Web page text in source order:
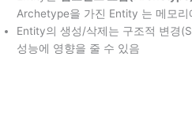
Archetype을 가진 Entity 는 메모리
Entity의 생성/삭제는 구조적 변경
성능에 영향을 줄 수 있음